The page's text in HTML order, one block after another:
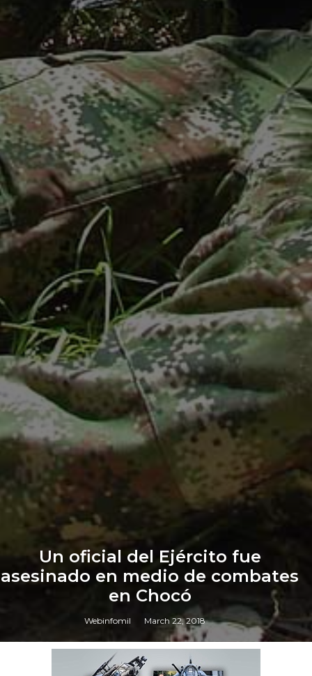
Un oficial del Ejército fue
asesinado en medio de combates
en Chocó
Webinfomil March 22, 2018